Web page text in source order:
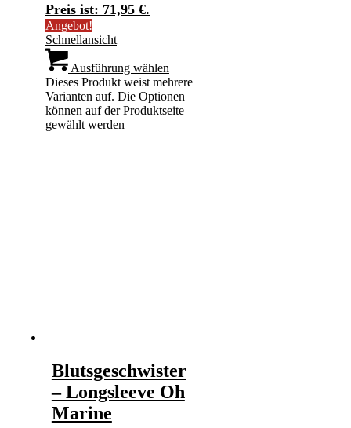
Preis ist: 71,95 €.
Angebot!
Schnellansicht
Ausführung wählen
Dieses Produkt weist mehrere
Varianten auf. Die Optionen
können auf der Produktseite
gewählt werden
Blutsgeschwister
– Longsleeve Oh
Marine